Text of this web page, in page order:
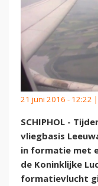
21 juni 2016 - 12:22
SCHIPHOL -
vliegbasis
in formatie met
de Koninklijke
formatievlucht